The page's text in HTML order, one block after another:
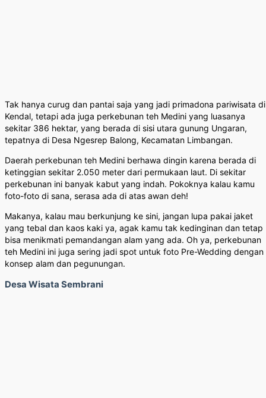
Tak hanya curug dan pantai saja yang jadi primadona pariwisata di
Kendal, tetapi ada juga perkebunan teh Medini yang luasanya
sekitar 386 hektar, yang berada di sisi utara gunung Ungaran,
tepatnya di Desa Ngesrep Balong, Kecamatan Limbangan.
Daerah perkebunan teh Medini berhawa dingin karena berada di
ketinggian sekitar 2.050 meter dari permukaan laut. Di sekitar
perkebunan ini banyak kabut yang indah. Pokoknya kalau kamu
foto-foto di sana, serasa ada di atas awan deh!
Makanya, kalau mau berkunjung ke sini, jangan lupa pakai jaket
yang tebal dan kaos kaki ya, agak kamu tak kedinginan dan tetap
bisa menikmati pemandangan alam yang ada. Oh ya, perkebunan
teh Medini ini juga sering jadi spot untuk foto Pre-Wedding dengan
konsep alam dan pegunungan.
Desa Wisata Sembrani